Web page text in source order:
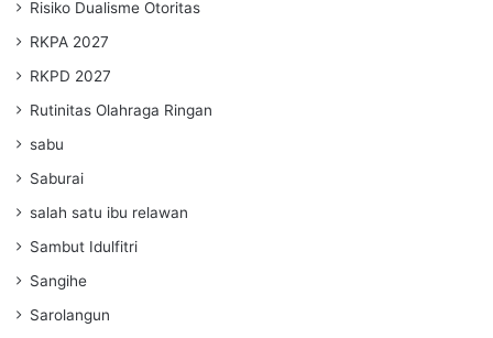
Risiko Dualisme Otoritas
RKPA 2027
RKPD 2027
Rutinitas Olahraga Ringan
sabu
Saburai
salah satu ibu relawan
Sambut Idulfitri
Sangihe
Sarolangun